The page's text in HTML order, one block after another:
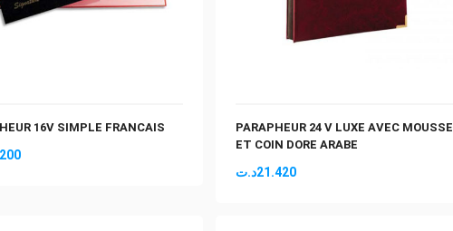
16V SIMPLE FRANCAIS
PARAPHEUR 24 V LUXE AVEC MOUSSE
ET COIN DORE ARABE
21.420د.ت